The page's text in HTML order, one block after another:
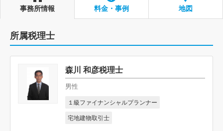
事務所情報 料金・事例 地図
所属税理士
森川 和彦税理士
男性
１級ファイナンシャルプランナー
宅地建物取引士